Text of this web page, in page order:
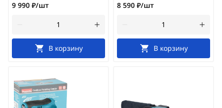
9 990 ₽/шт
В корзину
8 590 ₽/шт
В корзину